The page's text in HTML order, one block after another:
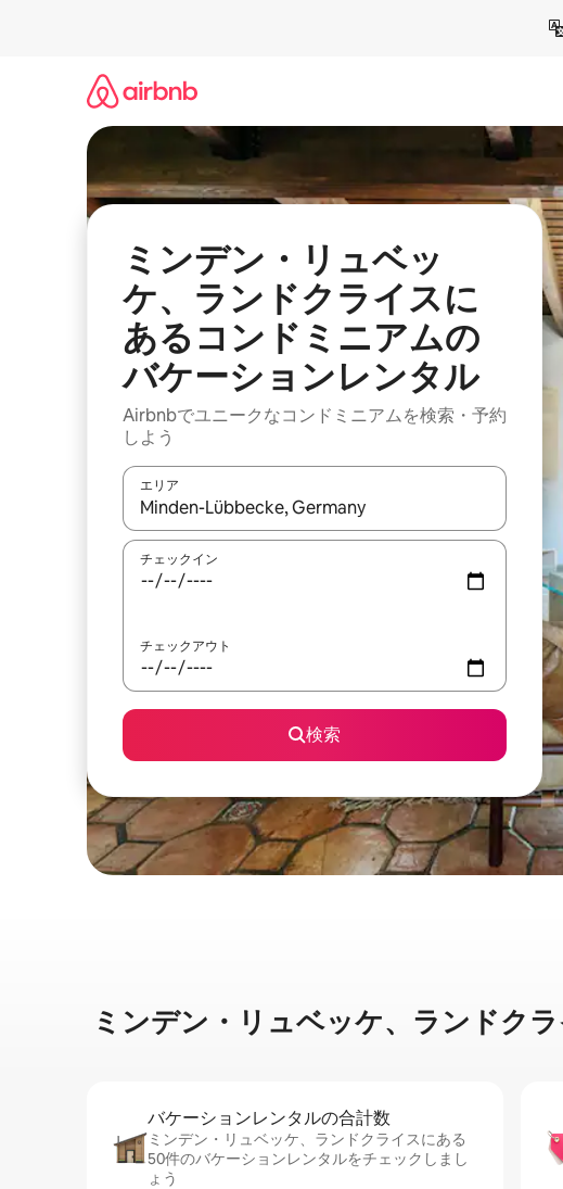
ミンデン・リュベッ
ケ、ランドクライスに
あるコンドミニアムの
バケーションレンタル
Airbnbでユニークなコンドミニアムを検索・予約
しよう
エリア
検索結果が表示されたら、上下の矢印キーを使って移動する
チェックイン
チェックアウト
検索
ミンデン・リュベッケ、ランドク
バケーションレ⁠ン⁠タ⁠ル⁠の合⁠計⁠数
ミンデン・リュベッケ、ランドクライスにある
50件のバケーションレンタルをチェックしまし
ょう